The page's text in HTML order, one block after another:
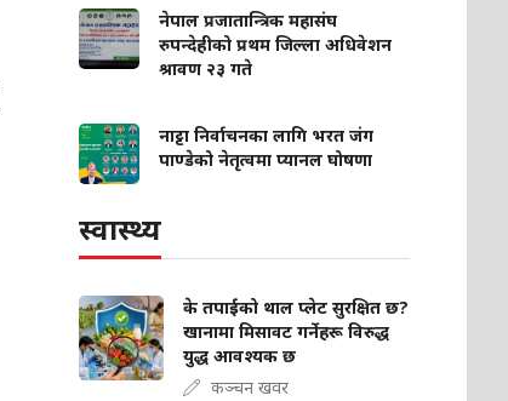
नेपाल प्रजातान्त्रिक महासंघ
रुपन्देहीको प्रथम जिल्ला अधिवेशन
श्रावण २३ गते
नाट्टा निर्वाचनका लागि भरत जंग
पाण्डेको नेतृत्वमा प्यानल घोषणा
स्वास्थ्य
के तपाईंको थाल प्लेट सुरक्षित छ?
खानामा मिसावट गर्नेहरू विरुद्ध
युद्ध आवश्यक छ
कञ्चन खवर